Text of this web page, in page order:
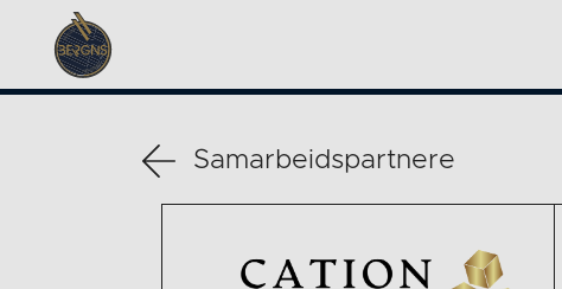
Samarbeidspartnere